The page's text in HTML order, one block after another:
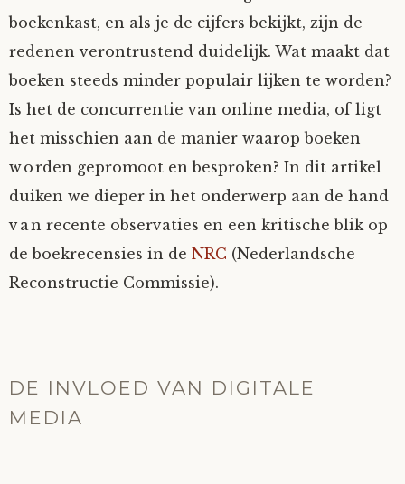
boekenkast, en als je de cijfers bekijkt, zijn de
redenen verontrustend duidelijk. Wat maakt dat
boeken steeds minder populair lijken te worden?
Is het de concurrentie van online media, of ligt
het misschien aan de manier waarop boeken
worden gepromoot en besproken? In dit artikel
duiken we dieper in het onderwerp aan de hand
van recente observaties en een kritische blik op
de boekrecensies in de NRC (Nederlandsche
Reconstructie Commissie).
DE INVLOED VAN DIGITALE
MEDIA